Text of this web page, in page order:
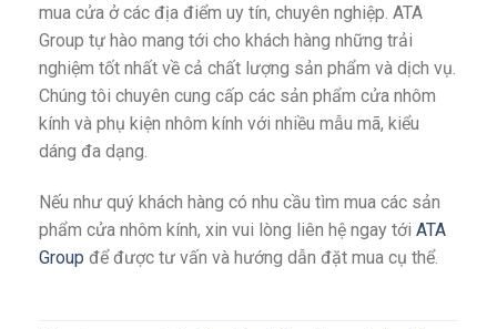
mua cửa ở các địa điểm uy tín, chuyên nghiệp. ATA
Group tự hào mang tới cho khách hàng những trải
nghiệm tốt nhất về cả chất lượng sản phẩm và dịch vụ.
Chúng tôi chuyên cung cấp các sản phẩm cửa nhôm
kính và phụ kiện nhôm kính với nhiều mẫu mã, kiểu
dáng đa dạng.
Nếu như quý khách hàng có nhu cầu tìm mua các sản
phẩm cửa nhôm kính, xin vui lòng liên hệ ngay tới ATA
Group để được tư vấn và hướng dẫn đặt mua cụ thể.